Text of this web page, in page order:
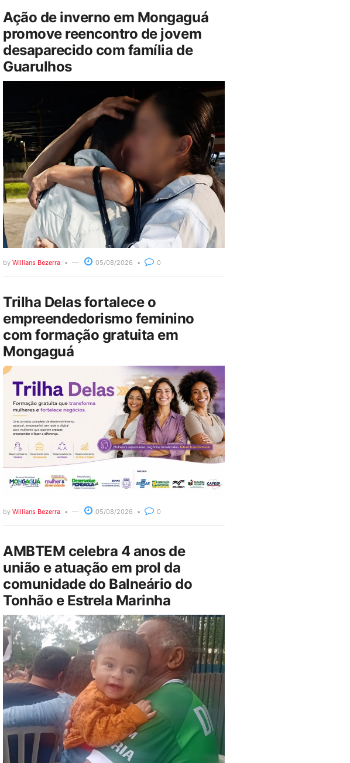
Ação de inverno em Mongaguá
promove reencontro de jovem
desaparecido com família de
Guarulhos
by Willians Bezerra 05/08/2026 0
Trilha Delas fortalece o
empreendedorismo feminino
com formação gratuita em
Mongaguá
by Willians Bezerra 05/08/2026 0
AMBTEM celebra 4 anos de
união e atuação em prol da
comunidade do Balneário do
Tonhão e Estrela Marinha